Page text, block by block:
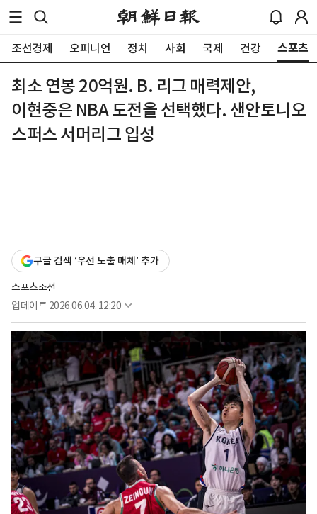
조선경제 오피니언 정치 사회 국제 건강 스포츠
최소 연봉 20억원. B. 리그 매력제안,
이현중은 NBA 도전을 선택했다. 샌안토니오
스퍼스 서머리그 입성
구글 검색 ‘우선 노출 매체’ 추가
스포츠조선
업데이트 2026.06.04. 12:20